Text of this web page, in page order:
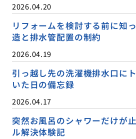
2026.04.20
リフォームを検討する前に知
造と排水管配置の制約
2026.04.19
引っ越し先の洗濯機排水口に
いた日の備忘録
2026.04.17
突然お風呂のシャワーだけが
ル解決体験記